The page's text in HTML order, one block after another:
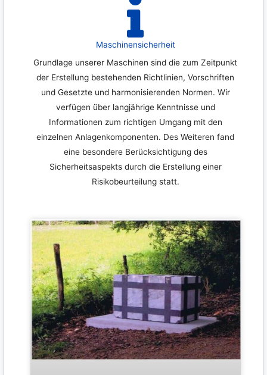
Maschinensicherheit
Grundlage unserer Maschinen sind die zum Zeitpunkt
der Erstellung bestehenden Richtlinien, Vorschriften
und Gesetzte und harmonisierenden Normen. Wir
verfügen über langjährige Kenntnisse und
Informationen zum richtigen Umgang mit den
einzelnen Anlagenkomponenten. Des Weiteren fand
eine besondere Berücksichtigung des
Sicherheitsaspekts durch die Erstellung einer
Risikobeurteilung statt.